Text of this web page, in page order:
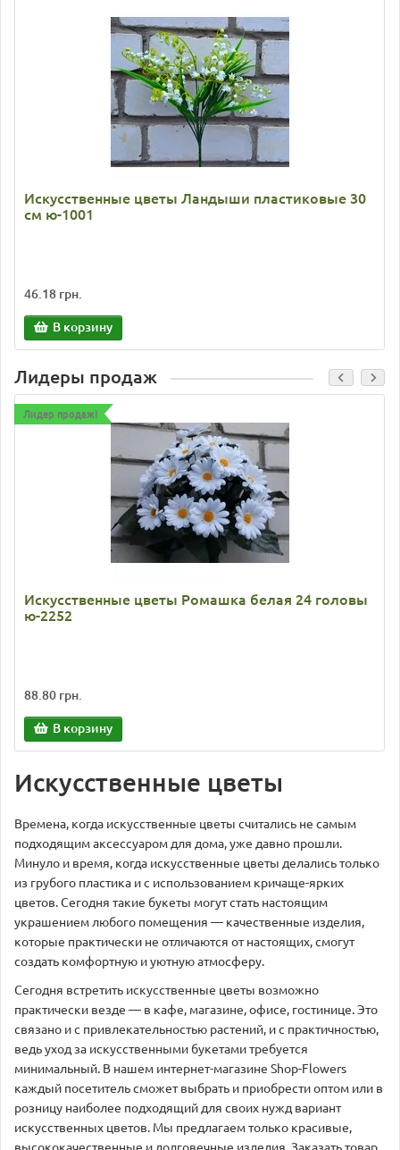
Искусственные цветы Ландыши пластиковые 30
см ю-1001
46.18 грн.
В корзину
Лидеры продаж
Лидер продаж!
Искусственные цветы Ромашка белая 24 головы
ю-2252
88.80 грн.
В корзину
Искусственные цветы
Времена, когда искусственные цветы считались не самым
подходящим аксессуаром для дома, уже давно прошли.
Минуло и время, когда искусственные цветы делались только
из грубого пластика и с использованием кричаще-ярких
цветов. Сегодня такие букеты могут стать настоящим
украшением любого помещения — качественные изделия,
которые практически не отличаются от настоящих, смогут
создать комфортную и уютную атмосферу.
Сегодня встретить искусственные цветы возможно
практически везде — в кафе, магазине, офисе, гостинице. Это
связано и с привлекательностью растений, и с практичностью,
ведь уход за искусственными букетами требуется
минимальный. В нашем интернет-магазине Shop-Flowers
каждый посетитель сможет выбрать и приобрести оптом или в
розницу наиболее подходящий для своих нужд вариант
искусственных цветов. Мы предлагаем только красивые,